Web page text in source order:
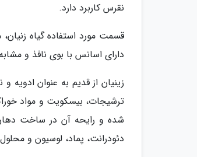
نقرس کاربرد دارد.
قسمت مورد استفاده گیاه
دارای اسانس با بوی نافذ و
زینیان از قدیم به عنوان ادویه
ترشیجات، بیسکویت و مواد
شده و رایحه آن در ساخت دهان
دئودرانت، پماد، لوسیون و